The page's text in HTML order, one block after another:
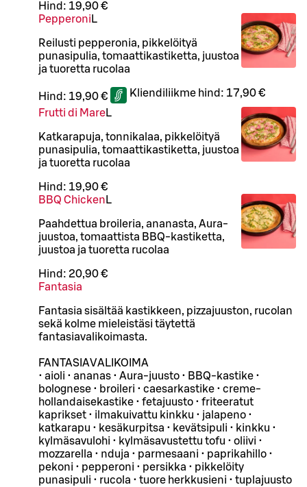
Hind: 19,90 €
Pepperoni L
Reilusti pepperonia, pikkelöityä
punasipulia, tomaattikastiketta, juustoa
ja tuoretta rucolaa
Hind: 19,90 € Kliendiliikme hind: 17,90 €
Frutti di MareL
Katkarapuja, tonnikalaa, pikkelöityä
punasipulia, tomaattikastiketta, juustoa
ja tuoretta rucolaa
Hind: 19,90 €
BBQ Chicken L
Paahdettua broileria, ananasta, Aura-
juustoa, tomaattista BBQ-kastiketta,
juustoa ja tuoretta rucolaa
Hind: 20,90 €
Fantasia
Fantasia sisältää kastikkeen, pizzajuuston, rucolan
sekä kolme mieleistäsi täytettä
fantasiavalikoimasta.
FANTASIAVALIKOIMA
• aioli • ananas • Aura-juusto • BBQ-kastike •
bolognese • broileri • caesarkastike • creme-
hollandaisekastike • fetajuusto • friteeratut
kaprikset • ilmakuivattu kinkku • jalapeno •
katkarapu • kesäkurpitsa • kevätsipuli • kinkku •
kylmäsavulohi • kylmäsavustettu tofu • oliivi •
mozzarella • nduja • parmesaani • paprikahillo •
pekoni • pepperoni • persikka • pikkelöity
punasipuli • rucola • tuore herkkusieni • tuplajuusto